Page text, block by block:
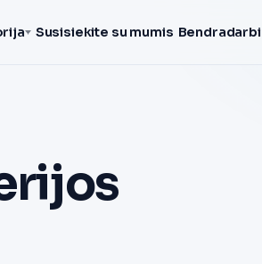
Susisiekite su mumis